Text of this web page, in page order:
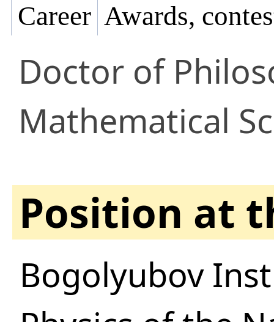
Career Awards,
Doctor of
Mathematical
Position at
Bogolyubov